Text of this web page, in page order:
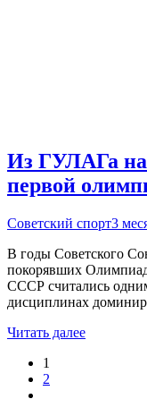
Из ГУЛАГа на
первой
Советский спорт3
В годы Советского
покорявших
СССР считались
дисциплинах
Читать далее
1
2